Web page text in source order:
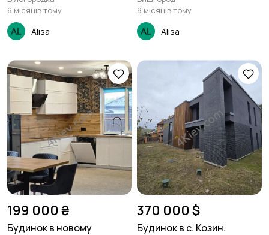
6 місяців тому
Alisa
9 місяців тому
Alisa
199 000 ₴
Будинок в новому
370 000 $
Будинок в с. Козин.